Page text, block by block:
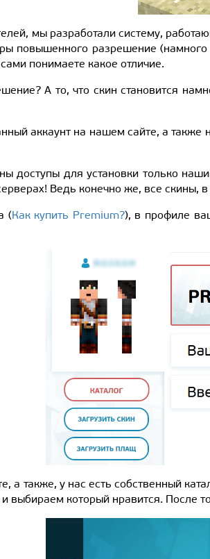
мы разработали систему,
повышенного разрешение
понимаете какое отличие.
А то, что скин становится
аккаунт на нашем сайте, а
доступы для установки только
Ведь конечно же, все
(Как купить Premium?), в профиле
а также, у нас есть собственный
выбираем который нравится. После